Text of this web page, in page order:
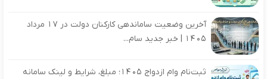
آخرین وضعیت ساماندهی کارکنان دولت در 17 مرداد
1405 | خبر جدید سام...
ثبت‌نام وام ازدواج ۱۴۰۵؛ مبلغ، شرایط و لینک سامانه